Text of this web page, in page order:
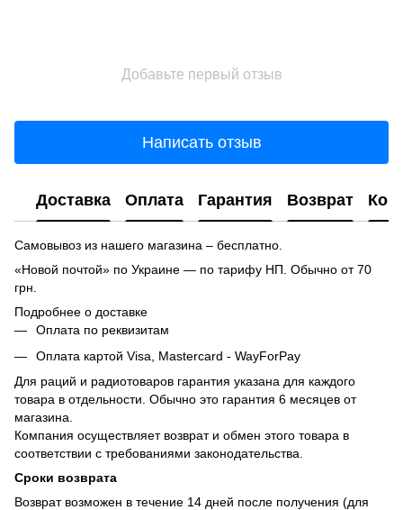
Добавьте первый отзыв
Написать отзыв
Доставка Оплата Гарантия Возврат
Самовывоз из нашего магазина – бесплатно.
«Новой почтой» по Украине — по тарифу НП. Обычно от 70
грн.
Подробнее о доставке
Оплата по реквизитам
Оплата картой Visa, Mastercard - WayForPay
Для раций и радиотоваров гарантия указана для каждого
товара в отдельности. Обычно это гарантия 6 месяцев от
магазина.
Компания осуществляет возврат и обмен этого товара в
соответствии с требованиями законодательства.
Сроки возврата
Возврат возможен в течение 14 дней после получения (для